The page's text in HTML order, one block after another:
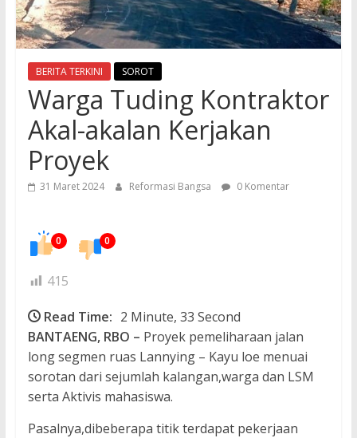
BERITA TERKINI SOROT
Warga Tuding Kontraktor
Akal-akalan Kerjakan
Proyek
31 Maret 2024 Reformasi Bangsa 0 Komentar
0 0
415
Read Time: 2 Minute, 33 Second
BANTAENG, RBO – Proyek pemeliharaan jalan
long segmen ruas Lannying – Kayu loe menuai
sorotan dari sejumlah kalangan,warga dan LSM
serta Aktivis mahasiswa.
Pasalnya,dibeberapa titik terdapat pekerjaan